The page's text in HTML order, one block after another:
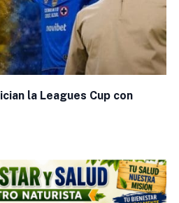
la Leagues Cup con